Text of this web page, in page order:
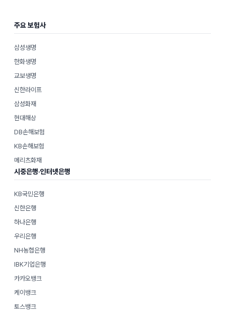
주요 보험사
삼성생명
한화생명
교보생명
신한라이프
삼성화재
현대해상
DB손해보험
KB손해보험
메리츠화재
시중은행·인터넷은행
KB국민은행
신한은행
하나은행
우리은행
NH농협은행
IBK기업은행
카카오뱅크
케이뱅크
토스뱅크